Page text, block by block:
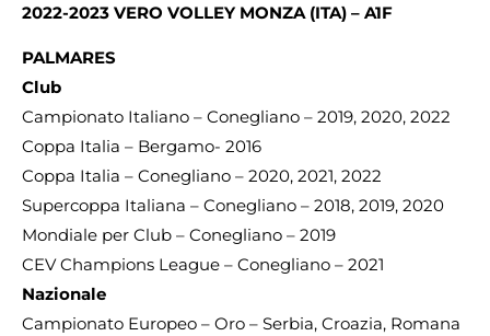
2022-2023 VERO VOLLEY MONZA (ITA) – A1F
PALMARES
Club
Campionato Italiano – Conegliano – 2019, 2020, 2022
Coppa Italia – Bergamo- 2016
Coppa Italia – Conegliano – 2020, 2021, 2022
Supercoppa Italiana – Conegliano – 2018, 2019, 2020
Mondiale per Club – Conegliano – 2019
CEV Champions League – Conegliano – 2021
Nazionale
Campionato Europeo – Oro – Serbia, Croazia, Romana